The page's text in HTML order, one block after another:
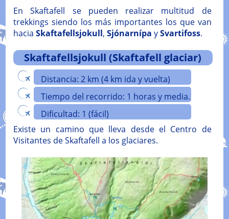
En Skaftafell se pueden realizar multitud de
trekkings siendo los más importantes los que van
hacia Skaftafellsjokull, Sjónarnípa ySvartifoss.
Skaftafellsjokull (Skaftafell glaciar)
Distancia: 2 km (4 km ida y vuelta)
Tiempo del recorrido: 1 horas y media.
Dificultad: 1 (fácil)
Existe un camino que lleva desde el Centro de
Visitantes de Skaftafell a los glaciares.